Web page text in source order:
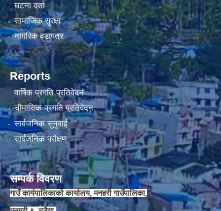
घटना दर्ता
सामाजिक सुरक्षा
नागरिक वडापत्र
Reports
वार्षिक प्रगति प्रतिवेदन
चौमासिक प्रगति प्रतिवेदन
सार्वजनिक सुनुवाई
सार्वजनिक परीक्षण
सम्पर्क विवरण
गाउँ कार्यपालिकाको कार्यालय, मनहरी गाउँपालिका,